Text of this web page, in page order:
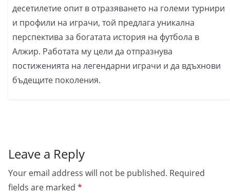
десетилетие опит в отразяването на големи турнири
и профили на играчи, той предлага уникална
перспектива за богатата история на футбола в
Алжир. Работата му цели да отпразнува
постиженията на легендарни играчи и да вдъхнови
бъдещите поколения.
Leave a Reply
Your email address will not be published. Required
fields are marked *